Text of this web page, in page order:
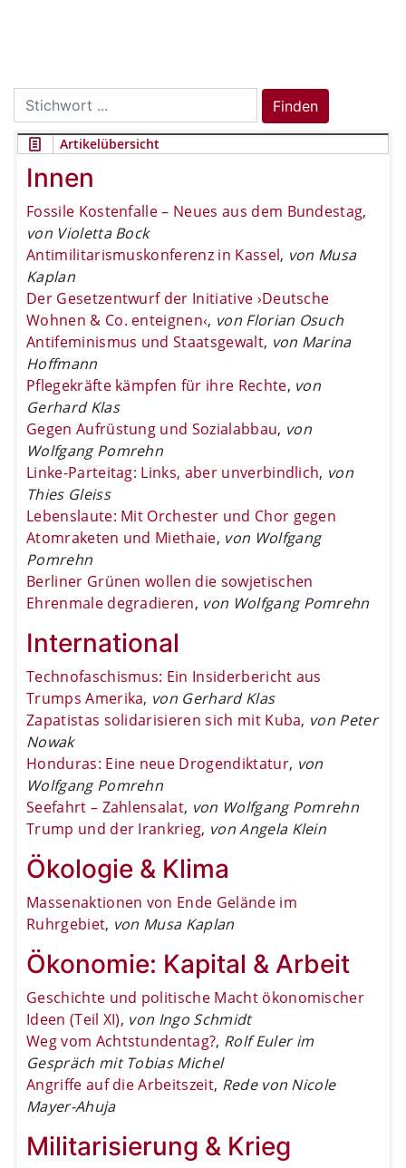
Search
for:
Finden
Artikelübersicht
Innen
Fossile Kostenfalle – Neues aus dem Bundestag,
von Violetta Bock
Antimilitarismuskonferenz in Kassel, von Musa
Kaplan
Der Gesetzentwurf der Initiative ›Deutsche
Wohnen & Co. enteignen‹, von Florian Osuch
Antifeminismus und Staatsgewalt, von Marina
Hoffmann
Pflegekräfte kämpfen für ihre Rechte, von
Gerhard Klas
Gegen Aufrüstung und Sozialabbau, von
Wolfgang Pomrehn
Linke-Parteitag: Links, aber unverbindlich, von
Thies Gleiss
Lebenslaute: Mit Orchester und Chor gegen
Atomraketen und Miethaie, von Wolfgang
Pomrehn
Berliner Grünen wollen die sowjetischen
Ehrenmale degradieren, von Wolfgang Pomrehn
International
Technofaschismus: Ein Insiderbericht aus
Trumps Amerika, von Gerhard Klas
Zapatistas solidarisieren sich mit Kuba, von Peter
Nowak
Honduras: Eine neue Drogendiktatur, von
Wolfgang Pomrehn
Seefahrt – Zahlensalat, von Wolfgang Pomrehn
Trump und der Irankrieg, von Angela Klein
Ökologie & Klima
Massenaktionen von Ende Gelände im
Ruhrgebiet, von Musa Kaplan
Ökonomie: Kapital & Arbeit
Geschichte und politische Macht ökonomischer
Ideen (Teil XI), von Ingo Schmidt
Weg vom Achtstundentag?, Rolf Euler im
Gespräch mit Tobias Michel
Angriffe auf die Arbeitszeit, Rede von Nicole
Mayer-Ahuja
Militarisierung & Krieg